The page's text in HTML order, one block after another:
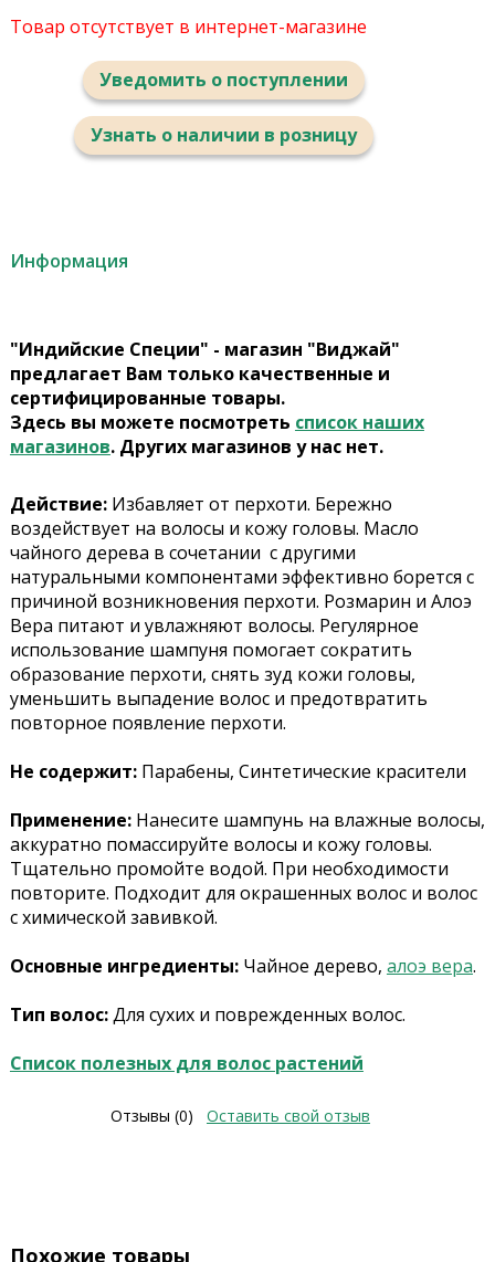
Товар отсутствует в интернет-магазине
Уведомить о поступлении
Узнать о наличии в розницу
Информация
"Индийские Специи" - магазин "Виджай"
предлагает Вам только качественные и
сертифицированные товары.
Здесь вы можете посмотреть список наших
магазинов. Других магазинов у нас нет.
Действие: Избавляет от перхоти. Бережно
воздействует на волосы и кожу головы. Масло
чайного дерева в сочетании с другими
натуральными компонентами эффективно борется с
причиной возникновения перхоти. Розмарин и Алоэ
Вера питают и увлажняют волосы. Регулярное
использование шампуня помогает сократить
образование перхоти, снять зуд кожи головы,
уменьшить выпадение волос и предотвратить
повторное появление перхоти.
Не содержит: Парабены, Синтетические красители
Применение: Нанесите шампунь на влажные волосы,
аккуратно помассируйте волосы и кожу головы.
Тщательно промойте водой. При необходимости
повторите. Подходит для окрашенных волос и волос
с химической завивкой.
Основные ингредиенты: Чайное дерево, алоэ вера.
Тип волос:Для сухих и поврежденных волос.
Список полезных для волос растений
Отзывы (0) Оставить свой отзыв
Похожие товары